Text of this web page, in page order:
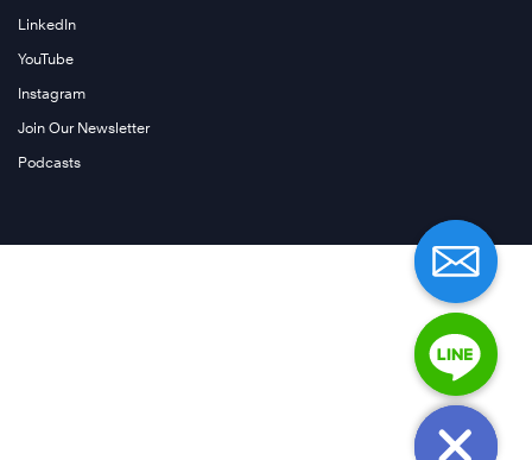
LinkedIn
YouTube
Instagram
Join Our Newsletter
Podcasts